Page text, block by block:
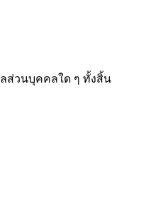
ส่วนบุคคลใด ๆ ทั้งสิ้น